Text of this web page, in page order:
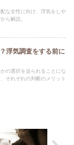
な女性に向け、浮気をしや
ら解説。
浮気調査をする前に
の選択を迫られることにな
それぞれの判断のメリット